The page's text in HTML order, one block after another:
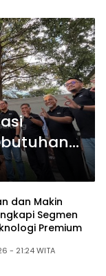
Fitur
dan Makin
Segmen
Premium
Senin, 15 Juni 2026 - 21:24 WITA